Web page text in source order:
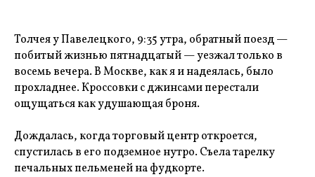
Толчея у Павелецкого, 9:35 утра, обратный поезд —
побитый жизнью пятнадцатый — уезжал только в
восемь вечера. В Москве, как я и надеялась, было
прохладнее. Кроссовки с джинсами перестали
ощущаться как удушающая броня.
Дождалась, когда торговый центр откроется,
спустилась в его подземное нутро. Съела тарелку
печальных пельменей на фудкорте.